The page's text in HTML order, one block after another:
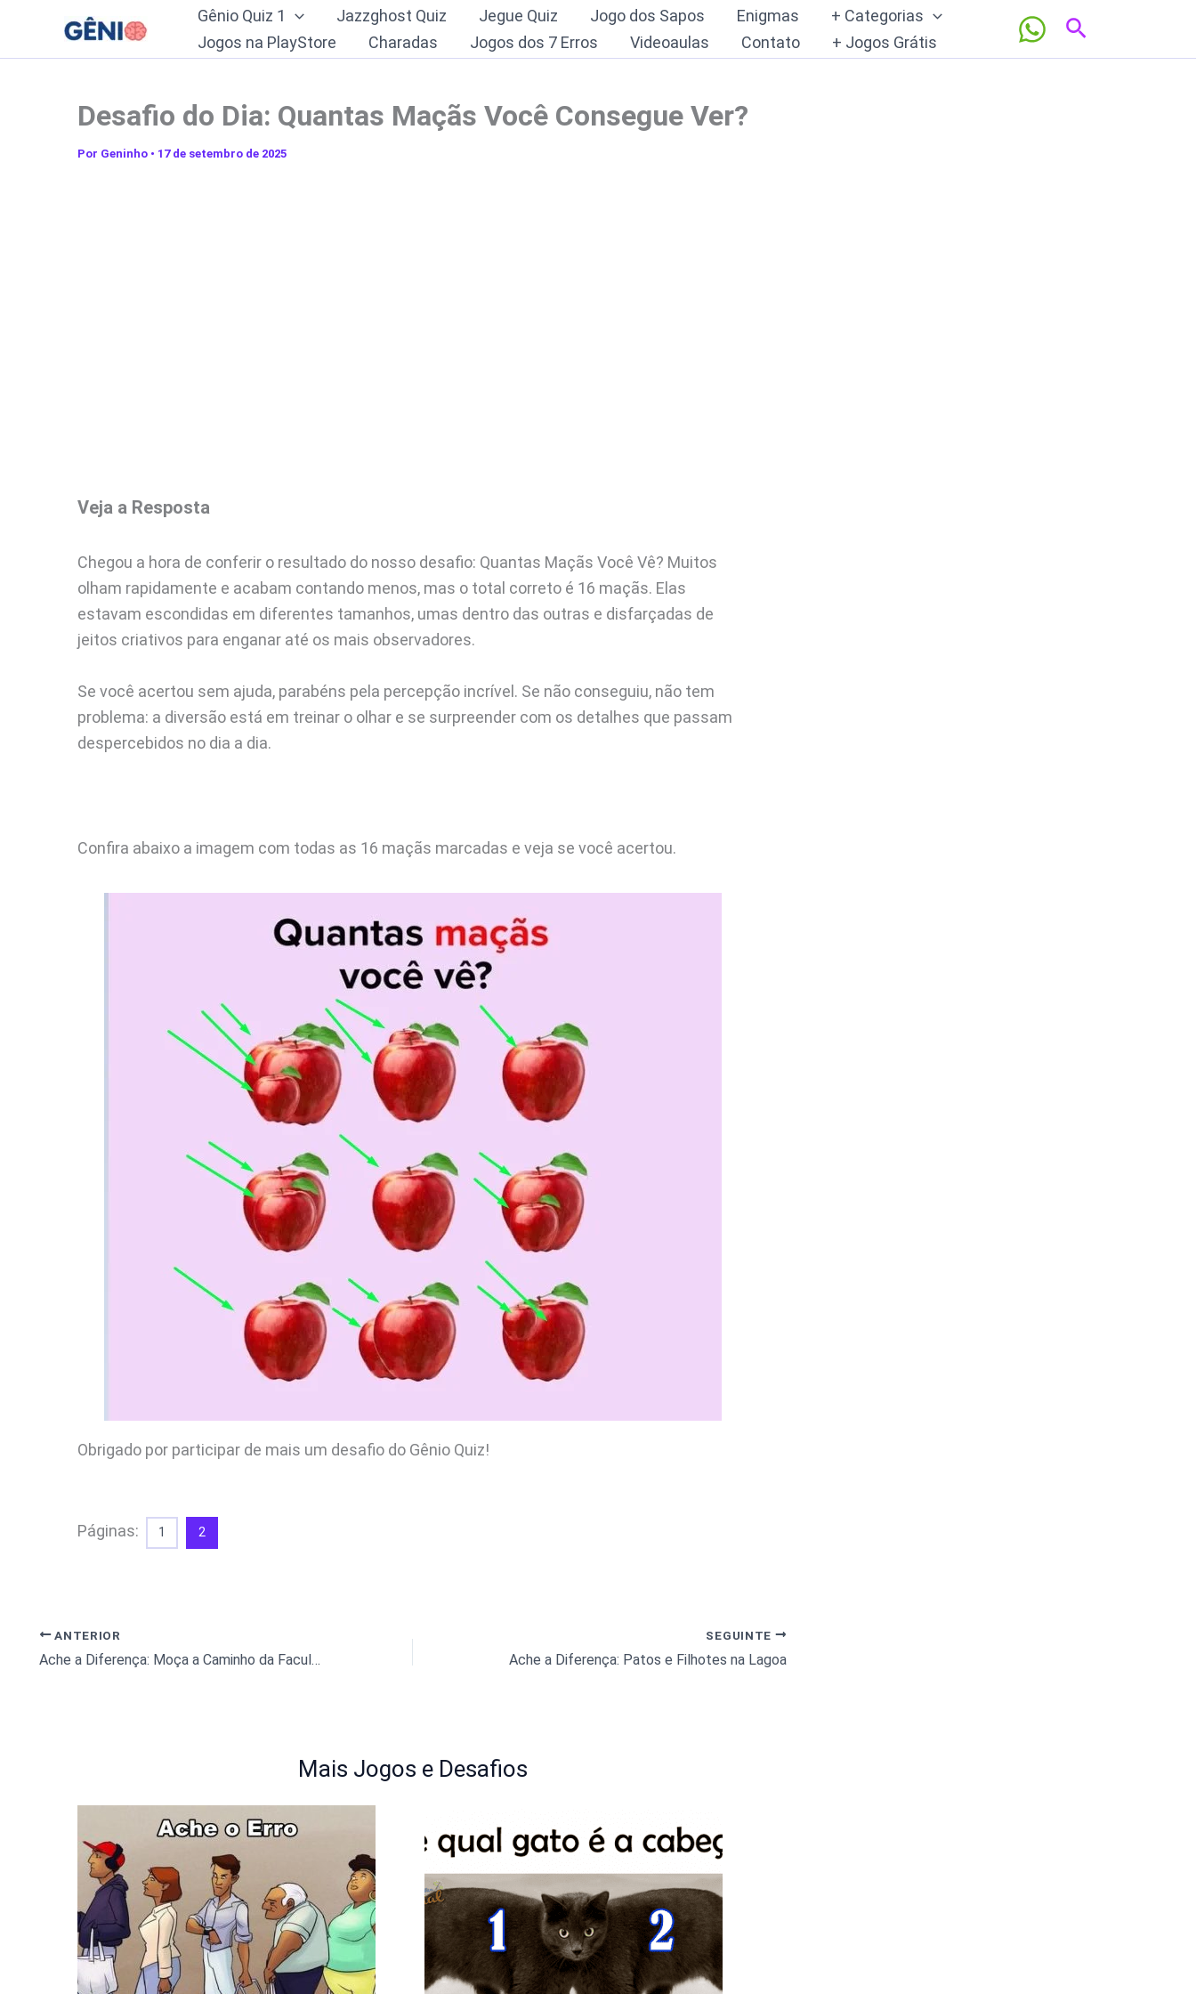
o
Gênio Quiz 1 Jazzghost Quiz Jegue Quiz Jogo dos Sapos Enigmas
+ Categorias
Jogos na PlayStore
Charadas Jogos dos 7 Erros Videoaulas Contato + Jogos Grátis
Pesquisar
Desafio do Dia: Quantas Maçãs Você Consegue Ver?
Por Geninho • 17 de setembro de 2025
Veja a Resposta
Chegou a hora de conferir o resultado do nosso desafio: Quantas Maçãs Você Vê? Muitos
olham rapidamente e acabam contando menos, mas o total correto é 16 maçãs. Elas
estavam escondidas em diferentes tamanhos, umas dentro das outras e disfarçadas de
jeitos criativos para enganar até os mais observadores.
Se você acertou sem ajuda, parabéns pela percepção incrível. Se não conseguiu, não tem
problema: a diversão está em treinar o olhar e se surpreender com os detalhes que passam
despercebidos no dia a dia.
Confira abaixo a imagem com todas as 16 maçãs marcadas e veja se você acertou.
Obrigado por participar de mais um desafio do Gênio Quiz!
Páginas: 1 2
ANTERIOR
Ache a Diferença: Moça a Caminho da Faculdade
SEGUINTE
Ache a Diferença: Patos e Filhotes na Lagoa
Mais Jogos e Desafios